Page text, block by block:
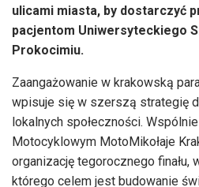
ulicami miasta, by dostarczyć
pacjentom Uniwersyteckiego
Prokocimiu.
Zaangażowanie w krakowską
wpisuje się w szerszą strategię
lokalnych społeczności.
Motocyklowym MotoMikołaje
organizację tegorocznego finału,
którego celem jest budowanie